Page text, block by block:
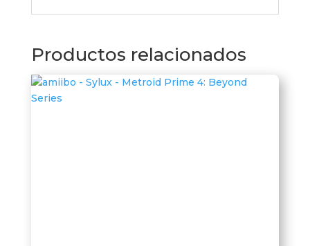
Productos relacionados